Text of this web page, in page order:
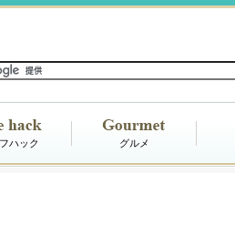
ハック グルメ